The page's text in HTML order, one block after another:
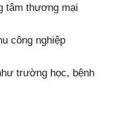
tâm thương mại
công nghiệp
trường học, bệnh